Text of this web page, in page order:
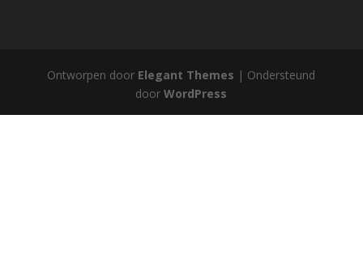
Ontworpen door Elegant Themes | Ondersteund
doorWordPress